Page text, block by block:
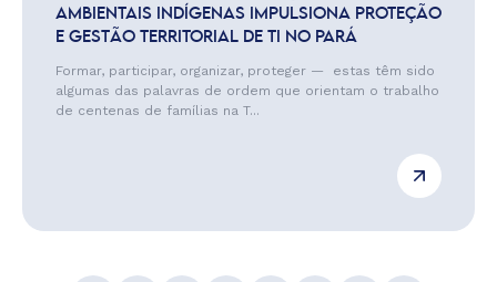
AMBIENTAIS INDÍGENAS IMPULSIONA PROTEÇÃO
E GESTÃO TERRITORIAL DE TI NO PARÁ
Formar, participar, organizar, proteger — estas têm sido
algumas das palavras de ordem que orientam o trabalho
de centenas de famílias na T...